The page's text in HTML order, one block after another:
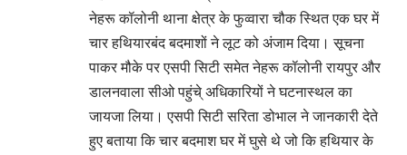
नेहरू कॉलोनी थाना क्षेत्र के फुव्वारा चौक स्थित एक घर में
चार हथियारबंद बदमाशों ने लूट को अंजाम दिया। सूचना
पाकर मौके पर एसपी सिटी समेत नेहरू कॉलोनी रायपुर और
डालनवाला सीओ पहुंचे् अधिकारियों ने घटनास्थल का
जायजा लिया। एसपी सिटी सरिता डोभाल ने जानकारी देते
हुए बताया कि चार बदमाश घर में घुसे थे जो कि हथियार के